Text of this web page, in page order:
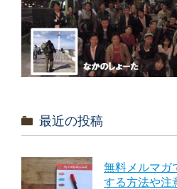
最近の投稿
無料メルマガ
する方法や注